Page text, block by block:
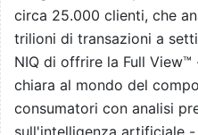
circa 25.000 clienti, che
trilioni di transazioni a
NIQ di offrire la Full
chiara al mondo del
consumatori con analisi